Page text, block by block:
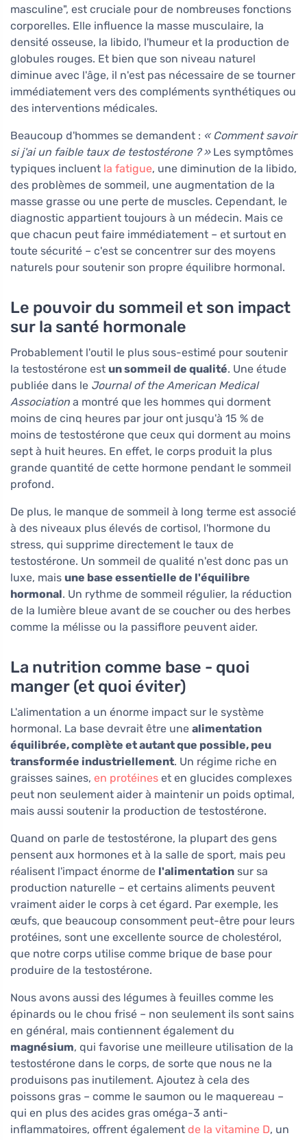
masculine", est cruciale pour de nombreuses fonctions
corporelles. Elle influence la masse musculaire, la
densité osseuse, la libido, l'humeur et la production de
globules rouges. Et bien que son niveau naturel
diminue avec l'âge, il n'est pas nécessaire de se tourner
immédiatement vers des compléments synthétiques ou
des interventions médicales.
Beaucoup d'hommes se demandent : « Comment savoir
si j'ai un faible taux de testostérone ? »Les symptômes
typiques incluent la fatigue, une diminution de la libido,
des problèmes de sommeil, une augmentation de la
masse grasse ou une perte de muscles. Cependant, le
diagnostic appartient toujours à un médecin. Mais ce
que chacun peut faire immédiatement – et surtout en
toute sécurité – c'est se concentrer sur des moyens
naturels pour soutenir son propre équilibre hormonal.
Le pouvoir du sommeil et son impact
sur la santé hormonale
Probablement l'outil le plus sous-estimé pour soutenir
la testostérone est un sommeil de qualité. Une étude
publiée dans le Journal of the American Medical
Association a montré que les hommes qui dorment
moins de cinq heures par jour ont jusqu'à 15 % de
moins de testostérone que ceux qui dorment au moins
sept à huit heures. En effet, le corps produit la plus
grande quantité de cette hormone pendant le sommeil
profond.
De plus, le manque de sommeil à long terme est associé
à des niveaux plus élevés de cortisol, l'hormone du
stress, qui supprime directement le taux de
testostérone. Un sommeil de qualité n'est donc pas un
luxe, mais une base essentielle de l'équilibre
hormonal. Un rythme de sommeil régulier, la réduction
de la lumière bleue avant de se coucher ou des herbes
comme la mélisse ou la passiflore peuvent aider.
La nutrition comme base - quoi
manger (et quoi éviter)
L'alimentation a un énorme impact sur le système
hormonal. La base devrait être une alimentation
équilibrée, complète et autant que possible, peu
transformée industriellement. Un régime riche en
graisses saines, en protéines et en glucides complexes
peut non seulement aider à maintenir un poids optimal,
mais aussi soutenir la production de testostérone.
Quand on parle de testostérone, la plupart des gens
pensent aux hormones et à la salle de sport, mais peu
réalisent l'impact énorme de l'alimentation sur sa
production naturelle – et certains aliments peuvent
vraiment aider le corps à cet égard. Par exemple, les
œufs, que beaucoup consomment peut-être pour leurs
protéines, sont une excellente source de cholestérol,
que notre corps utilise comme brique de base pour
produire de la testostérone.
Nous avons aussi des légumes à feuilles comme les
épinards ou le chou frisé – non seulement ils sont sains
en général, mais contiennent également du
magnésium, qui favorise une meilleure utilisation de la
testostérone dans le corps, de sorte que nous ne la
produisons pas inutilement. Ajoutez à cela des
poissons gras – comme le saumon ou le maquereau –
qui en plus des acides gras oméga-3 anti-
inflammatoires, offrent également de la vitamine D, un